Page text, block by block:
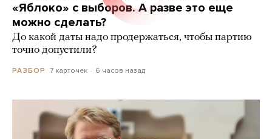
«Яблоко» с выборов. А разве это еще
можно сделать?
До какой даты надо продержаться, чтобы партию
точно допустили?
РАЗБОР 7 карточек 6 часов назад